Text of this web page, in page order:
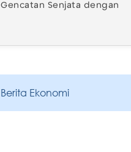
Gencatan Senjata dengan
Ekonomi